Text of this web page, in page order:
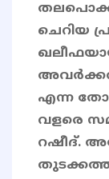
ചെറിയ
അവർക്കതു
എന്ന
വളരെ
റഷീദ്.